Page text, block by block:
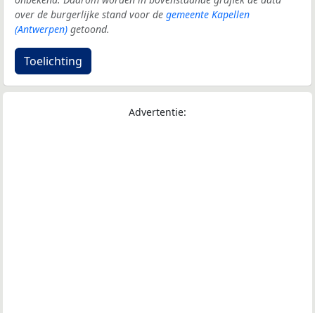
over de burgerlijke stand voor de gemeente Kapellen
(Antwerpen) getoond.
Toelichting
Advertentie: